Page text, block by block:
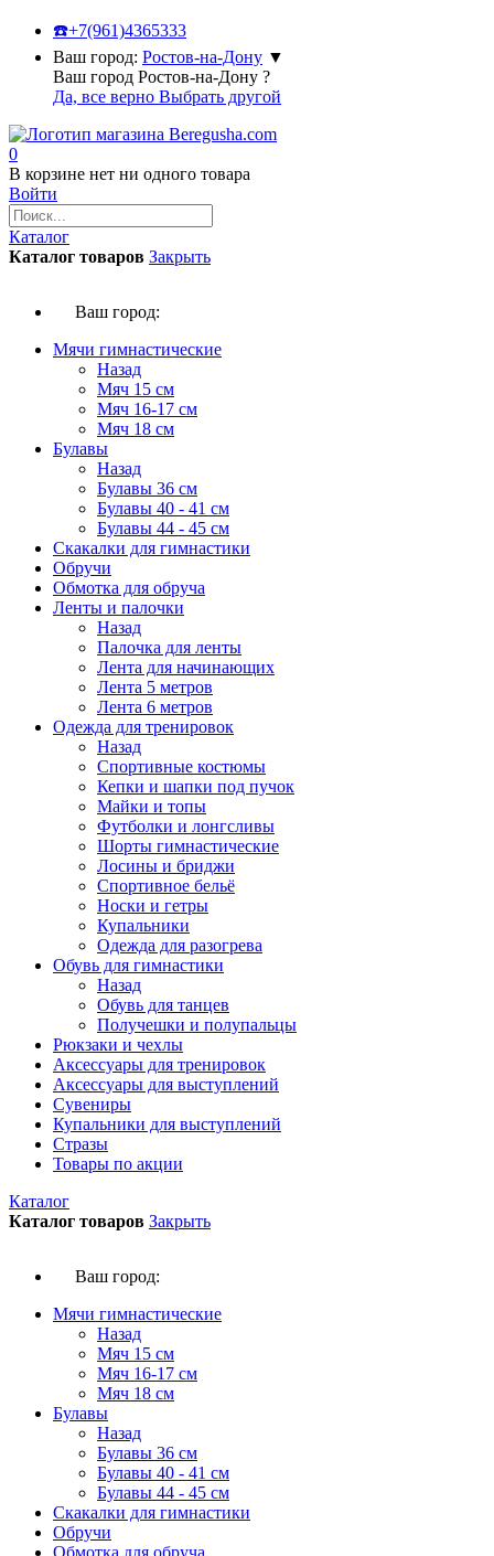
☎️+7(961)4365333
Ваш город: Ростов-на-Дону ▼
Ваш город Ростов-на-Дону ?
Да, все верно Выбрать другой
0
В корзине нет ни одного товара
Войти
Каталог
Каталог товаров Закрыть
Ваш город:
Мячи гимнастические
Назад
Мяч 15 см
Мяч 16-17 см
Мяч 18 см
Булавы
Назад
Булавы 36 см
Булавы 40 - 41 см
Булавы 44 - 45 см
Скакалки для гимнастики
Обручи
Обмотка для обруча
Ленты и палочки
Назад
Палочка для ленты
Лента для начинающих
Лента 5 метров
Лента 6 метров
Одежда для тренировок
Назад
Спортивные костюмы
Кепки и шапки под пучок
Майки и топы
Футболки и лонгсливы
Шорты гимнастические
Лосины и бриджи
Спортивное бельё
Носки и гетры
Купальники
Одежда для разогрева
Обувь для гимнастики
Назад
Обувь для танцев
Получешки и полупальцы
Рюкзаки и чехлы
Аксессуары для тренировок
Аксессуары для выступлений
Сувениры
Купальники для выступлений
Стразы
Товары по акции
Каталог
Каталог товаров Закрыть
Ваш город:
Мячи гимнастические
Назад
Мяч 15 см
Мяч 16-17 см
Мяч 18 см
Булавы
Назад
Булавы 36 см
Булавы 40 - 41 см
Булавы 44 - 45 см
Скакалки для гимнастики
Обручи
Обмотка для обруча